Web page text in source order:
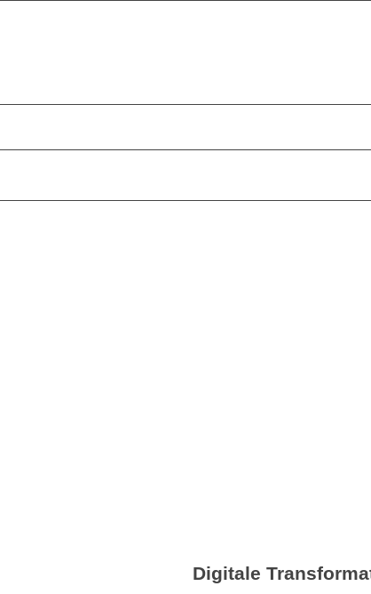
Digitale